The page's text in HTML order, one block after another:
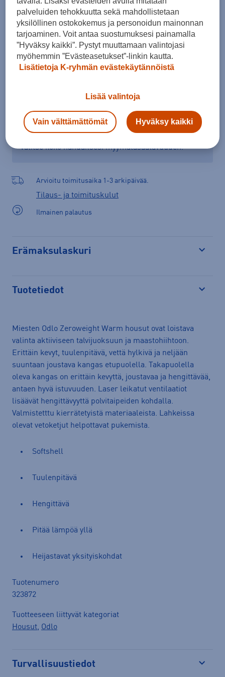
Kokotaulukko
Lisää ostoskoriin
Tarkista saatavuus ja tilaa myymälästä
Verkkokauppa: SaatavillaMyymälät: Ei saatavilla
Valitse koko nähdäksesi myymäläsaatavuuden.
Arvioitu toimitusaika 1-3 arkipäivää.
Tilaus- ja toimituskulut
Ilmainen palautus
Erämaksulaskuri
Tuotetiedot
Miesten Odlo Zeroweight Warm housut ovat loistava
valinta aktiiviseen talvijuoksuun ja maastohiihtoon.
Erittäin kevyt, tuulenpitävä, vettä hylkivä ja neljään
suuntaan joustava kangas etupuolella. Takapuolella
oleva kangas on erittäin kevyttä, joustavaa ja hengittävää,
antaen hyvä istuvuuden. Laser leikatut ventilaatiot
lisäävät hengittävyyttä polvitaipeiden kohdalla.
Valmistetttu kierrätetyistä materiaaleista. Lahkeissa
olevat vetoketjut helpottavat pukemista.
Softshell
Tuulenpitävä
Hengittävä
Pitää lämpöä yllä
Heijastavat yksityiskohdat
Tuotenumero
323872
Tuotteeseen liittyvät kategoriat
Housut, Odlo
Turvallisuustiedot
palveluiden tehokkuutta sekä mahdollistetaan
yksilöllinen ostokokemus ja personoidun mainonnan
tarjoaminen. Voit antaa suostumuksesi painamalla
”Hyväksy kaikki”. Pystyt muuttamaan valintojasi
myöhemmin ”Evästeasetukset”-linkin kautta.
Lisätietoja K-ryhmän evästekäytännöistä
Lisää valintoja
Vain välttämättömät Hyväksy kaikki